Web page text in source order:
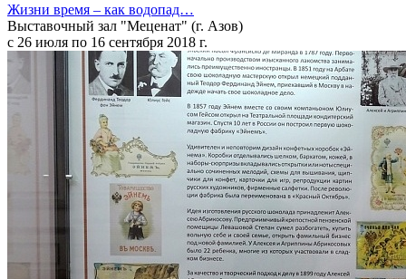
Жизни время – как водопад…
Выставочный зал "Меценат" (г. Азов)
с 26 июля по 16 сентября 2018 г.